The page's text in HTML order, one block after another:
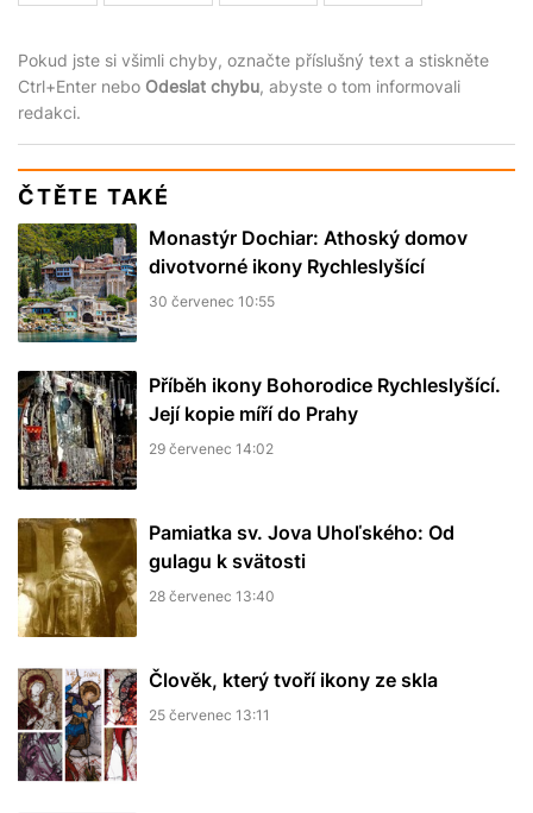
Pokud jste si všimli chyby, označte příslušný text a stiskněte
Ctrl+Enter nebo Odeslat chybu, abyste o tom informovali
redakci.
ČTĚTE TAKÉ
Monastýr Dochiar: Athoský domov
divotvorné ikony Rychleslyšící
30 červenec 10:55
Příběh ikony Bohorodice Rychleslyšící.
Její kopie míří do Prahy
29 červenec 14:02
Pamiatka sv. Jova Uhoľského: Od
gulagu k svätosti
28 červenec 13:40
Člověk, který tvoří ikony ze skla
25 červenec 13:11